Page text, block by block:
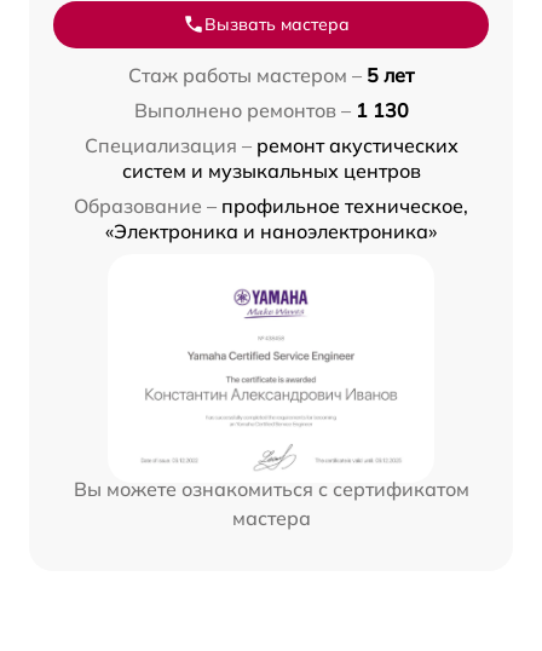
Вызвать мастера
Стаж работы мастером – 5 лет
Выполнено ремонтов – 1 130
Специализация – ремонт акустических
систем и музыкальных центров
Образование – профильное техническое,
«Электроника и наноэлектроника»
Вы можете ознакомиться с сертификатом
мастера